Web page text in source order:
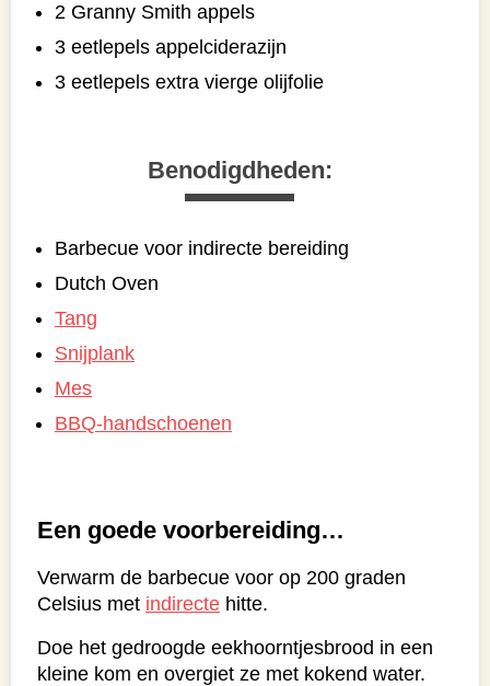
2 Granny Smith appels
3 eetlepels appelciderazijn
3 eetlepels extra vierge olijfolie
Benodigdheden:
Barbecue voor indirecte bereiding
Dutch Oven
Tang
Snijplank
Mes
BBQ-handschoenen
Een goede voorbereiding…
Verwarm de barbecue voor op 200 graden
Celsius met indirecte hitte.
Doe het gedroogde eekhoorntjesbrood in een
kleine kom en overgiet ze met kokend water.